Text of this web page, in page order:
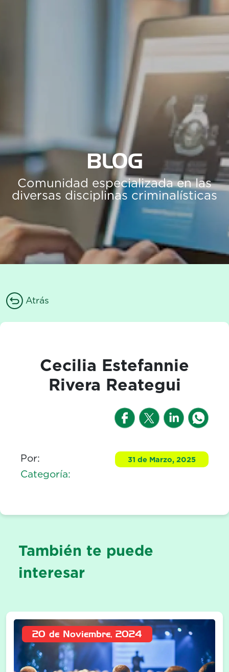
BLOG
Comunidad especializada en las
diversas disciplinas criminalísticas
Atrás
Cecilia Estefannie
Rivera Reategui
Por: 31 de Marzo, 2025
Categoría:
También te puede
interesar
20 de Noviembre, 2024